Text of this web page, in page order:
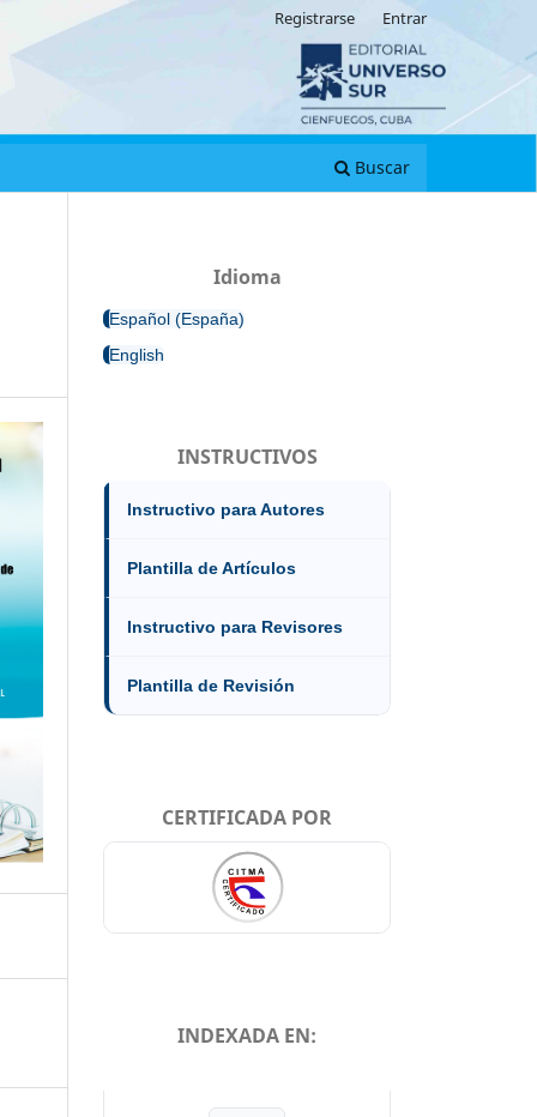
Buscar
Registrarse Entrar
Idioma
Español (España)
English
INSTRUCTIVOS
Instructivo para Autores
Plantilla de Artículos
Instructivo para Revisores
Plantilla de Revisión
CERTIFICADA POR
INDEXADA EN: